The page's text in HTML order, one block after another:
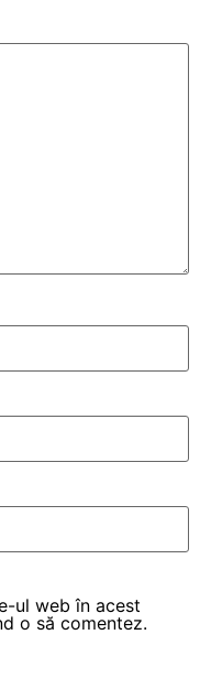
ul web în acest
o să comentez.